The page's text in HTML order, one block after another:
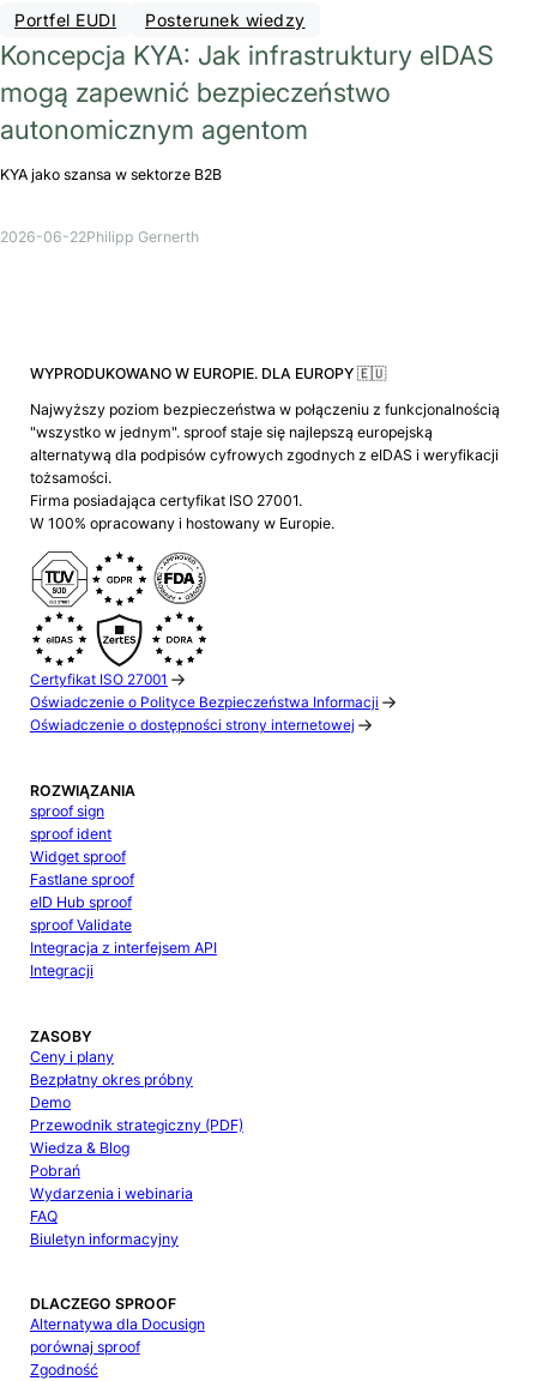
Portfel EUDI Posterunek wiedzy
Koncepcja KYA: Jak infrastruktury eIDAS
mogą zapewnić bezpieczeństwo
autonomicznym agentom
KYA jako szansa w sektorze B2B
2026-06-22Philipp Gernerth
WYPRODUKOWANO W EUROPIE. DLA EUROPY 🇪🇺
Najwyższy poziom bezpieczeństwa w połączeniu z funkcjonalnością
"wszystko w jednym". sproof staje się najlepszą europejską
alternatywą dla podpisów cyfrowych zgodnych z eIDAS i weryfikacji
tożsamości.
Firma posiadająca certyfikat ISO 27001.
W 100% opracowany i hostowany w Europie.
Certyfikat ISO 27001
Oświadczenie o Polityce Bezpieczeństwa Informacji
Oświadczenie o dostępności strony internetowej
ROZWIĄZANIA
sproof sign
sproof ident
Widget sproof
Fastlane sproof
eID Hub sproof
sproof Validate
Integracja z interfejsem API
Integracji
ZASOBY
Ceny i plany
Bezpłatny okres próbny
Demo
Przewodnik strategiczny (PDF)
Wiedza & Blog
Pobrań
Wydarzenia i webinaria
FAQ
Biuletyn informacyjny
DLACZEGO SPROOF
Alternatywa dla Docusign
porównaj sproof
Zgodność